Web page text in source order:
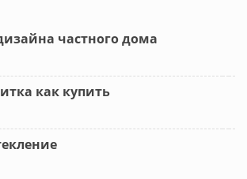
частного дома
как купить